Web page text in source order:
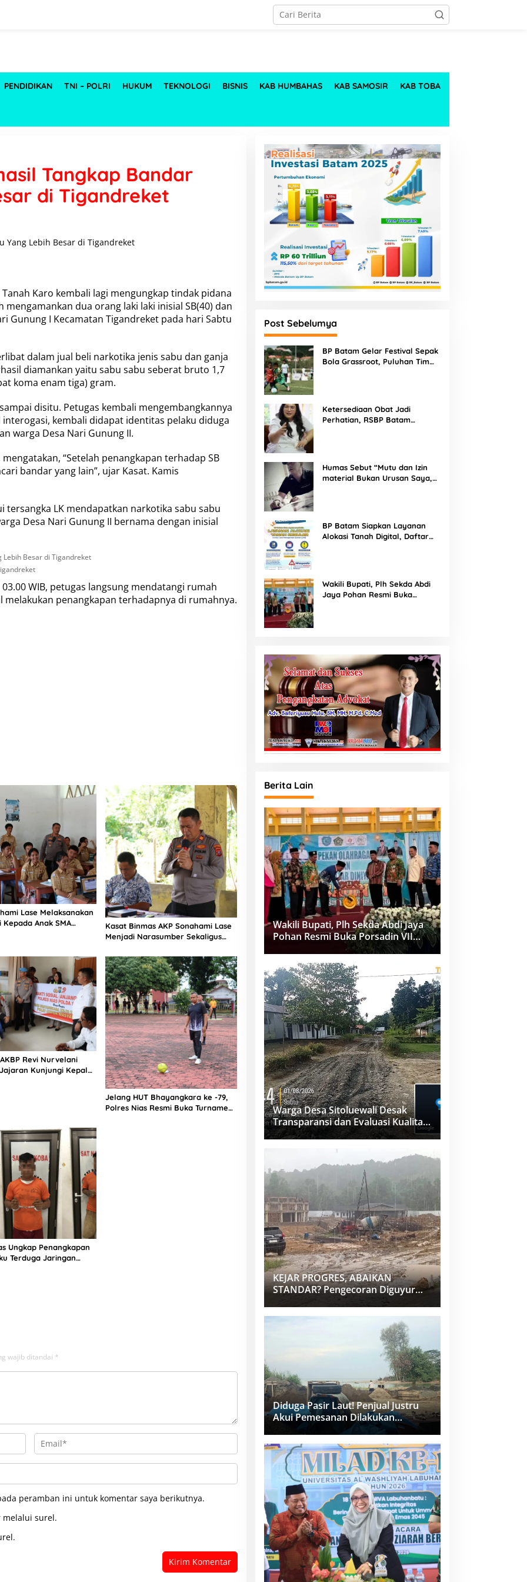
PENDIDIKAN TNI – POLRI HUKUM TEKNOLOGI BISNIS KAB HUMBAHAS KAB SAMOSIR KAB TOBA
Tangkap Bandar
di Tigandreket
Karo kembali lagi mengungkap tindak pidana
dua orang laki laki inisial SB(40) dan
Gunung I Kecamatan Tigandreket pada hari Sabtu
dalam jual beli narkotika jenis sabu dan ganja
diamankan yaitu sabu sabu seberat bruto 1,7
koma enam tiga) gram.
disitu. Petugas kembali mengembangkannya
kembali didapat identitas pelaku diduga
warga Desa Nari Gunung II.
“Setelah penangkapan terhadap SB
bandar yang lain”, ujar Kasat. Kamis
LK mendapatkan narkotika sabu sabu
Desa Nari Gunung II bernama dengan inisial
WIB, petugas langsung mendatangi rumah
melakukan penangkapan terhadapnya di rumahnya.
Lase Melaksanakan
Kepada Anak SMA
Kasat Binmas AKP Sonahami Lase
Menjadi Narasumber Sekaligus
Revi Nurvelani
Kunjungi Kepala
Jelang HUT Bhayangkara ke -79,
Polres Nias Resmi Buka Turnamen
Ungkap Penangkapan
Terduga Jaringan
wajib ditandai *
peramban ini untuk komentar saya berikutnya.
melalui surel.
Post Sebelumya
BP Batam Gelar Festival Sepak
Bola Grassroot, Puluhan Tim
Ketersediaan Obat Jadi
Perhatian, RSBP Batam
Humas Sebut “Mutu dan Izin
material Bukan Urusan Saya,
BP Batam Siapkan Layanan
Alokasi Tanah Digital, Daftar
Wakili Bupati, Plh Sekda Abdi
Jaya Pohan Resmi Buka
Berita Lain
Wakili Bupati, Plh Sekda Abdi Jaya
Pohan Resmi Buka Porsadin VII
Kabupaten Labuhanbatu
Warga Desa Sitoluewali Desak
Transparansi dan Evaluasi Kualitas
Proyek Jalan, Diduga Minim
KEJAR PROGRES, ABAIKAN
STANDAR? Pengecoran Diguyur
Hujan di Proyek Rp87,34 Miliar
Sukma Nias, Konsultan, Pengawas
dan PPK Bungkam
Diduga Pasir Laut! Penjual Justru
Akui Pemesanan Dilakukan
Langsung Humas Proyek Sukma